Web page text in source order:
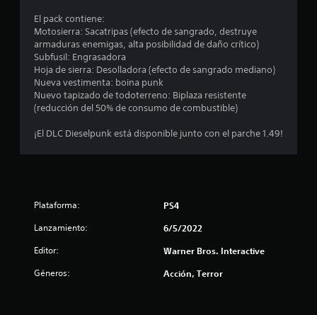
f
a
c
El pack contiene:
Motosierra: Sacatripas (efecto de sangrado, destruye
armaduras enemigas, alta posibilidad de daño crítico)
Subfusil: Engrasadora
Hoja de sierra: Desolladora (efecto de sangrado mediano)
Nueva vestimenta: boina punk
Nuevo tapizado de todoterreno: Biplaza resistente
(reducción del 50% de consumo de combustible)
¡El DLC Dieselpunk está disponible junto con el parche 1.49!
Plataforma: PS4
Lanzamiento: 6/5/2022
Editor: Warner Bros. Interactive
Géneros: Acción, Terror